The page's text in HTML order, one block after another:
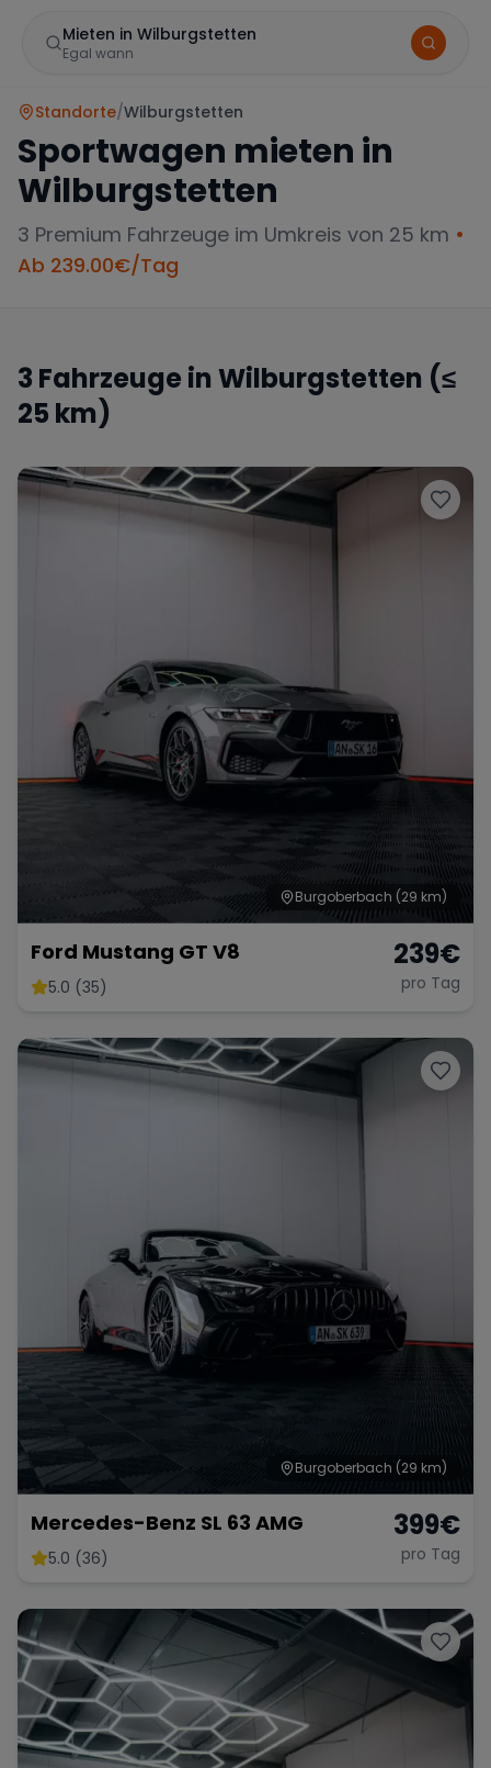
Mieten in Wilburgstetten
Egal wann
Mercedes
Lamborghini
Tesla Chevrolet Dodge
Aston Martin
Bugatti Lotus Maserati
Range Rover Corvette
Standorte/Wilburgstetten
Sportwagen mieten in
Wilburgstetten
3 Premium Fahrzeuge im Umkreis von 25 km •
Ab 239.00€/Tag
3 Fahrzeuge in Wilburgstetten (≤
25 km)
Burgoberbach (29 km)
Ford Mustang GT V8
5.0 (35)
239€
pro Tag
Burgoberbach (29 km)
Mercedes-Benz SL 63 AMG
5.0 (36)
399€
pro Tag